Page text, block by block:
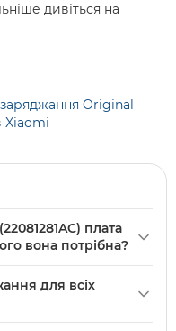
дивіться на
Original
Xiaomi
плата
вона потрібна?
PRC) плата для
для всіх